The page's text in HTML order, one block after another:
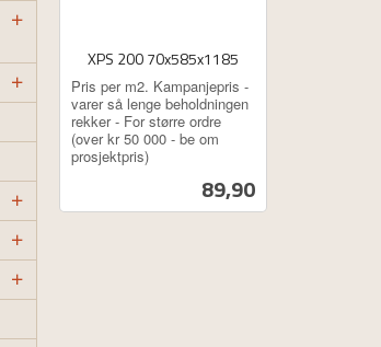
XPS 200 70x585x1185
Pris
89,90
ekskl.
mva.
Pris per m2. Kampanjepris -
varer så lenge beholdningen
rekker - For større ordre
(over kr 50 000 - be om
prosjektpris)